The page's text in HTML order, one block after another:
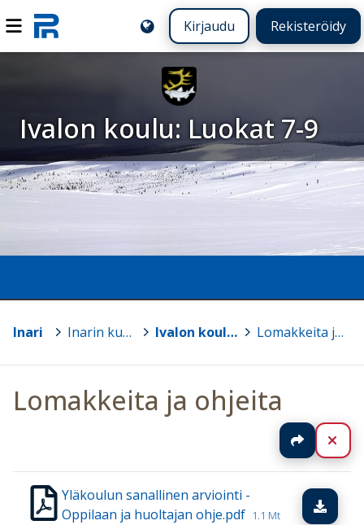
Kirjaudu Rekisteröidy
Ivalon koulu: Luokat 7-9
Inari Inarin kunnan koulut > Ivalon koulu: Luokat 7-9 > Lomakkeita ja ohjeita
Lomakkeita ja ohjeita
Jaa
Yläkoulun sanallinen arviointi -
Oppilaan ja huoltajan ohje.pdf 1.1 Mt